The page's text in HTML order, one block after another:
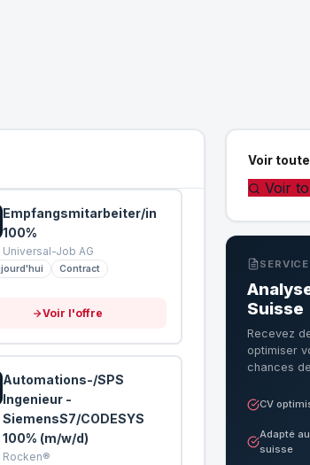
Empfangsmitarbeiter/in
100%
Universal-Job AG
Contract
Voir l'offre
Automations-/SPS
Ingenieur -
SiemensS7/CODESYS
100% (m/w/d)
Rocken®
Voir
Voir
Suisse
Recevez
optimiser
chances
CV
Adapté
suisse